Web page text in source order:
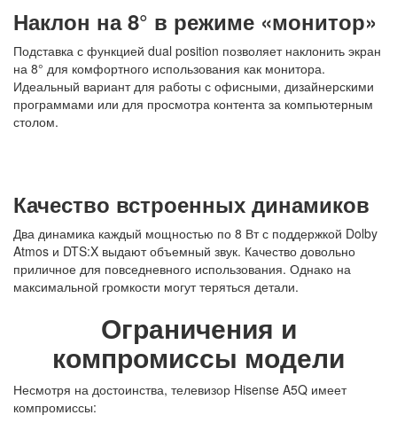
Наклон на 8° в режиме «монитор»
Подставка с функцией dual position позволяет наклонить экран
на 8° для комфортного использования как монитора.
Идеальный вариант для работы с офисными, дизайнерскими
программами или для просмотра контента за компьютерным
столом.
Качество встроенных динамиков
Два динамика каждый мощностью по 8 Вт с поддержкой Dolby
Atmos и DTS:X выдают объемный звук. Качество довольно
приличное для повседневного использования. Однако на
максимальной громкости могут теряться детали.
Ограничения и
компромиссы модели
Несмотря на достоинства, телевизор Hisense A5Q имеет
компромиссы: